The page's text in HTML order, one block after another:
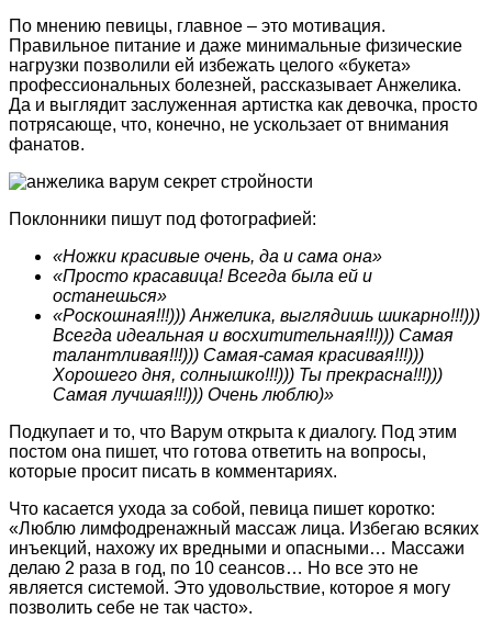
По мнению певицы, главное – это мотивация.
Правильное питание и даже минимальные физические
нагрузки позволили ей избежать целого «букета»
профессиональных болезней, рассказывает Анжелика.
Да и выглядит заслуженная артистка как девочка, просто
потрясающе, что, конечно, не ускользает от внимания
фанатов.
Поклонники пишут под фотографией:
«Ножки красивые очень, да и сама она»
«Просто красавица! Всегда была ей и
останешься»
«Роскошная!!!))) Анжелика, выглядишь шикарно!!!)))
Всегда идеальная и восхитительная!!!))) Самая
талантливая!!!))) Самая-самая красивая!!!)))
Хорошего дня, солнышко!!!))) Ты прекрасна!!!)))
Самая лучшая!!!))) Очень люблю)»
Подкупает и то, что Варум открыта к диалогу. Под этим
постом она пишет, что готова ответить на вопросы,
которые просит писать в комментариях.
Что касается ухода за собой, певица пишет коротко:
«Люблю лимфодренажный массаж лица. Избегаю всяких
инъекций, нахожу их вредными и опасными… Массажи
делаю 2 раза в год, по 10 сеансов… Но все это не
является системой. Это удовольствие, которое я могу
позволить себе не так часто».